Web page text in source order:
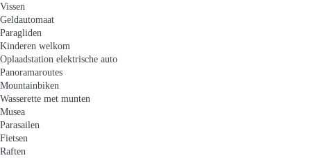
Vissen
Geldautomaat
Paragliden
Kinderen welkom
Oplaadstation elektrische auto
Panoramaroutes
Mountainbiken
Wasserette met munten
Musea
Parasailen
Fietsen
Raften